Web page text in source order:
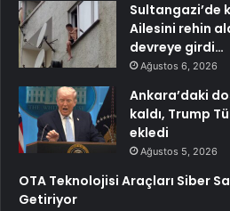
Sultangazi’de
Ailesini rehin
devreye girdi…
Ağustos 6, 2026
Ankara’daki
kaldı, Trump
ekledi
Ağustos 5, 2026
OTA Teknolojisi Araçları Siber
Getiriyor